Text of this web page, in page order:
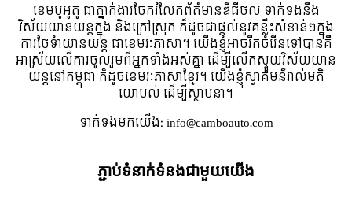
ខេមបូអូតូ ជាភ្នាក់ងារចែករំលែកព័ត៍មានឌីជីថល ទាក់ទងនឹង
វិស័យយានយន្តក្នុង និងក្រៅស្រុក ក៏ដូចជាផ្តល់នូវគន្លឹះសំខាន់ៗក្នុង
ការថែទំាយានយន្ត ជាខេមរៈភាសា។ យើងខ្ញុំអាចរីកចំរើនទៅបានគឺ
អាស្រ័យលើការចូលរួមពីអ្នកទាំងអស់គ្នា ដើម្បីលើកស្ទួយវិស័យយាន
យន្តនៅកម្ពុជា ក៏ដូចខេមរៈភាសាខ្មែរ។ យើងខ្ញុំស្វាគមន៌រាល់មតិ
យោបល់ ដើម្បីស្ថាបនា។
ទាក់ទង​មក​យើង:info@camboauto.com
ភ្ជាប់ទំនាក់ទំនងជាមួយយើង